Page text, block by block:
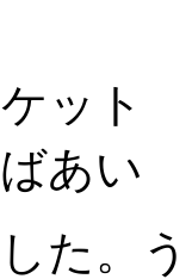
ット
あい
た。